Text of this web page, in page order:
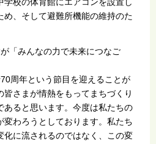
学校の体育館にエアコンを設置し
め、そして避難所機能の維持のた
「みんなの力で未来につなご
周年という節目を迎えることが
さまが情熱をもってまちづくり
あると思います。今度は私たちの
変わろうとしております。私たち
化に流されるのではなく、この変